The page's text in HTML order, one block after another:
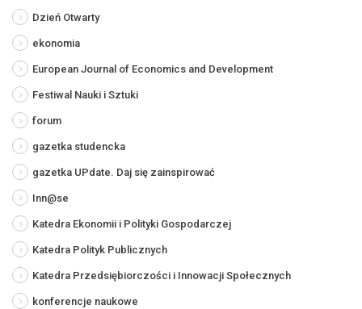
Dzień Otwarty
ekonomia
European Journal of Economics and Development
Festiwal Nauki i Sztuki
forum
gazetka studencka
gazetka UPdate. Daj się zainspirować
Inn@se
Katedra Ekonomii i Polityki Gospodarczej
Katedra Polityk Publicznych
Katedra Przedsiębiorczości i Innowacji Społecznych
konferencje naukowe